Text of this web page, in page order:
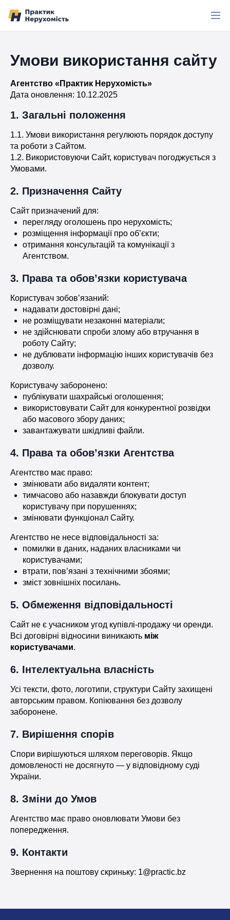
Умови використання сайту
Агентство «Практик Нерухомість»
Дата оновлення: 10.12.2025
1. Загальні положення
1.1. Умови використання регулюють порядок доступу
та роботи з Сайтом.
1.2. Використовуючи Сайт, користувач погоджується з
Умовами.
2. Призначення Сайту
Сайт призначений для:
перегляду оголошень про нерухомість;
розміщення інформації про об’єкти;
отримання консультацій та комунікації з
Агентством.
3. Права та обов’язки користувача
Користувач зобов’язаний:
надавати достовірні дані;
не розміщувати незаконні матеріали;
не здійснювати спроби злому або втручання в
роботу Сайту;
не дублювати інформацію інших користувачів без
дозволу.
Користувачу заборонено:
публікувати шахрайські оголошення;
використовувати Сайт для конкурентної розвідки
або масового збору даних;
завантажувати шкідливі файли.
4. Права та обов’язки Агентства
Агентство має право:
змінювати або видаляти контент;
тимчасово або назавжди блокувати доступ
користувачу при порушеннях;
змінювати функціонал Сайту.
Агентство не несе відповідальності за:
помилки в даних, наданих власниками чи
користувачами;
втрати, пов’язані з технічними збоями;
зміст зовнішніх посилань.
5. Обмеження відповідальності
Сайт не є учасником угод купівлі-продажу чи оренди.
Всі договірні відносини виникають між
користувачами.
6. Інтелектуальна власність
Усі тексти, фото, логотипи, структури Сайту захищені
авторським правом. Копіювання без дозволу
заборонене.
7. Вирішення спорів
Спори вирішуються шляхом переговорів. Якщо
домовленості не досягнуто — у відповідному суді
України.
8. Зміни до Умов
Агентство має право оновлювати Умови без
попередження.
9. Контакти
Звернення на поштову скриньку: 1@practic.bz